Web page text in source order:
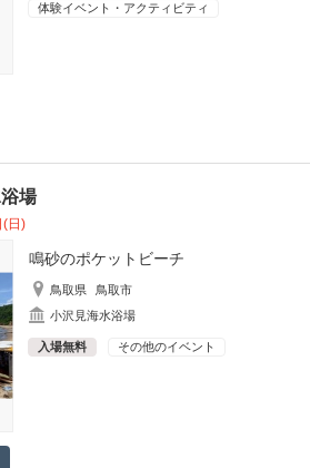
体験イベント・アクティビティ
場
(日)
鳴砂のポケットビーチ
鳥取県
鳥取市
小沢見海水浴場
入場無料 その他のイベント